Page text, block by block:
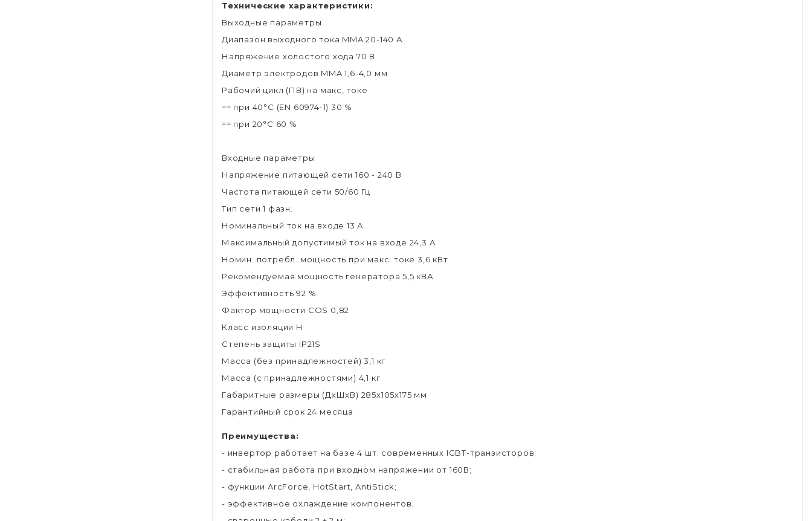
Технические характеристики:
Выходные параметры
Диапазон выходного тока MMA 20-140 А
Напряжение холостого хода 70 В
Диаметр электродов MMA 1,6-4,0 мм
Рабочий цикл (ПВ) на макс, токе
== при 40°С (EN 60974-1) 30 %
== при 20°С 60 %
Входные параметры
Напряжение питающей сети 160 - 240 В
Частота питающей сети 50/60 Гц
Тип сети 1 фазн.
Номинальный ток на входе 13 А
Максимальный допустимый ток на входе 24,3 А
Номин. потребл. мощность при макс. токе 3,6 кВт
Рекомендуемая мощность генератора 5,5 кВА
Эффективность 92 %
Фактор мощности COS 0,82
Класс изоляции H
Степень защиты IP21S
Масса (без принадлежностей) 3,1 кг
Масса (с принадлежностями) 4,1 кг
Габаритные размеры (ДхШхВ) 285х105х175 мм
Гарантийный срок 24 месяца
Преимущества:
- инвертор работает на базе 4 шт. современных IGBT-транзисторов;
- стабильная работа при входном напряжении от 160В;
- функции ArcForce, HotStart, AntiStick;
- эффективное охлаждение компонентов;